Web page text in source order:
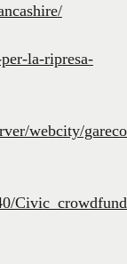
la-ripresa-
webcity/